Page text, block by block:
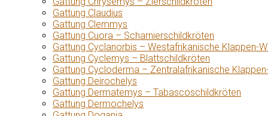
Gattung Claudius
Gattung Clemmys
Gattung Cuora – Scharnierschildkröten
Gattung Cyclanorbis – Westafrikanische Klappen-
Gattung Cyclemys – Blattschildkröten
Gattung Cycloderma – Zentralafrikanische
Gattung Deirochelys
Gattung Dermatemys – Tabascoschildkröten
Gattung Dermochelys